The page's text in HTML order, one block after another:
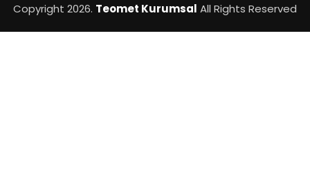
Copyright 2026. Teomet Kurumsal All Rights Reserved